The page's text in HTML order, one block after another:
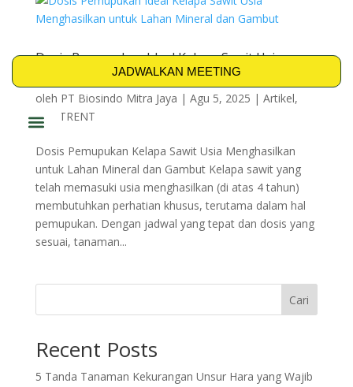
JADWALKAN MEETING
Dosis Pemupukan Ideal Kelapa Sawit Usia
Menghasilkan untuk Lahan Mineral dan
Gambut
oleh PT Biosindo Mitra Jaya | Agu 5, 2025 | Artikel,
BIO-TRENT
Dosis Pemupukan Kelapa Sawit Usia Menghasilkan
untuk Lahan Mineral dan Gambut Kelapa sawit yang
telah memasuki usia menghasilkan (di atas 4 tahun)
membutuhkan perhatian khusus, terutama dalam hal
pemupukan. Dengan jadwal yang tepat dan dosis yang
sesuai, tanaman...
Cari
Recent Posts
5 Tanda Tanaman Kekurangan Unsur Hara yang Wajib